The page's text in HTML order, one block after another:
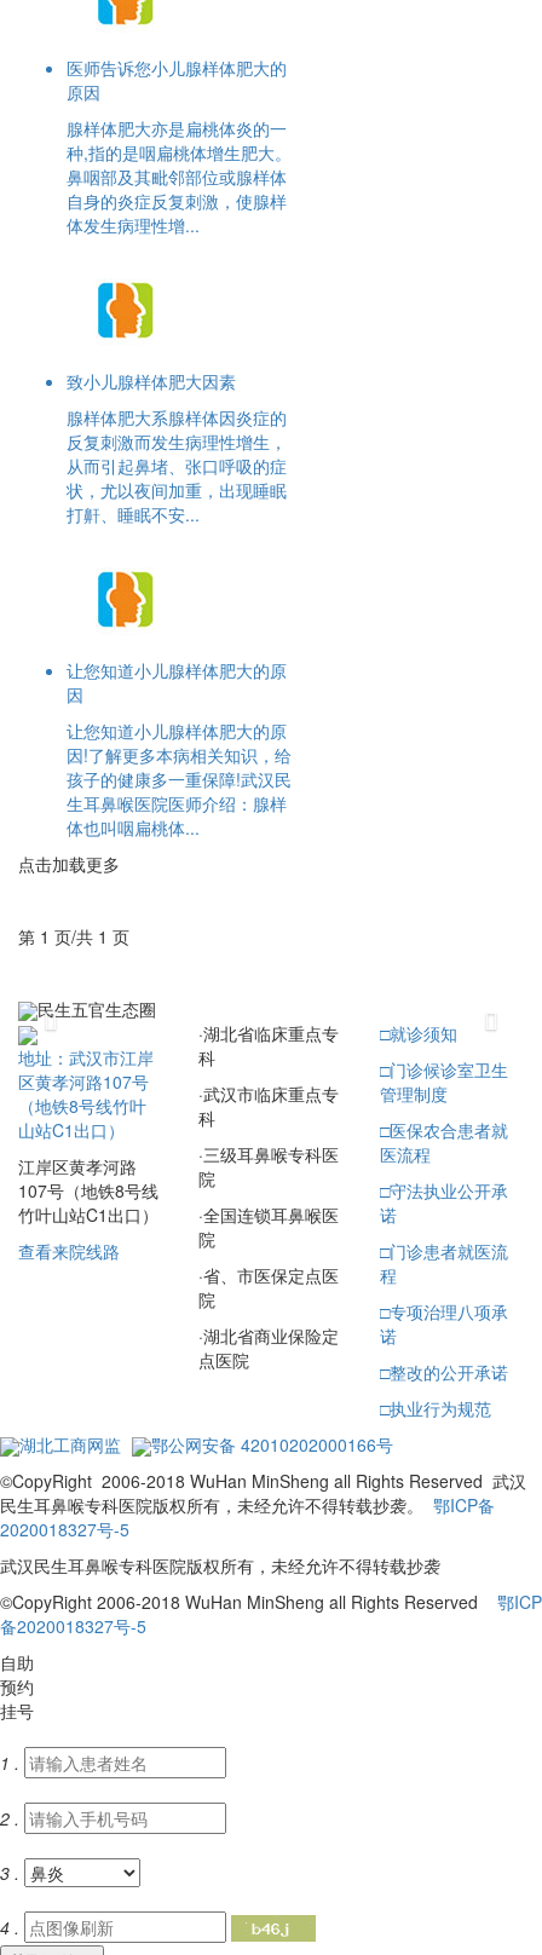
医师告诉您小儿腺样体肥大的
原因
腺样体肥大亦是扁桃体炎的一
种,指的是咽扁桃体增生肥大。
鼻咽部及其毗邻部位或腺样体
自身的炎症反复刺激，使腺样
体发生病理性增...
致小儿腺样体肥大因素
腺样体肥大系腺样体因炎症的
反复刺激而发生病理性增生，
从而引起鼻堵、张口呼吸的症
状，尤以夜间加重，出现睡眠
打鼾、睡眠不安...
让您知道小儿腺样体肥大的原
因
让您知道小儿腺样体肥大的原
因!了解更多本病相关知识，给
孩子的健康多一重保障!武汉民
生耳鼻喉医院医师介绍：腺样
体也叫咽扁桃体...
点击加载更多
第 1 页/共 1 页
民生五官生态圈
Previous Next
地址：武汉市江岸
区黄孝河路107号
（地铁8号线竹叶
山站C1出口）
江岸区黄孝河路
107号（地铁8号线
竹叶山站C1出口）
查看来院线路
·湖北省临床重点专
科
·武汉市临床重点专
科
·三级耳鼻喉专科医
院
·全国连锁耳鼻喉医
院
·省、市医保定点医
院
·湖北省商业保险定
点医院
□就诊须知
□门诊候诊室卫生
管理制度
□医保农合患者就
医流程
□守法执业公开承
诺
□门诊患者就医流
程
□专项治理八项承
诺
□整改的公开承诺
□执业行为规范
湖北工商网监
鄂公网安备 42010202000166号
©CopyRight 2006-2018 WuHan MinSheng all Rights Reserved 武汉
民生耳鼻喉专科医院版权所有，未经允许不得转载抄袭。 鄂ICP备
2020018327号-5
武汉民生耳鼻喉专科医院版权所有，未经允许不得转载抄袭
©CopyRight 2006-2018 WuHan MinSheng all Rights Reserved 鄂ICP
备2020018327号-5
自助
预约
挂号
1 .
2 .
3 .
4 .